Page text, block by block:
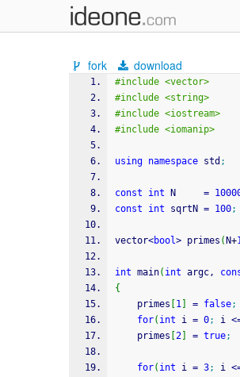
fork download
#include <vector>
#include <string>
#include <iostream>
#include <iomanip>
using namespace std ;
const int N =
const
int sqrtN = 100;
vector<bool> primes ( N+
int main( int argc,
{
    primes
1 = false;
for( int i = 0; i
    primes
2 = true;
for( int i = 3; i